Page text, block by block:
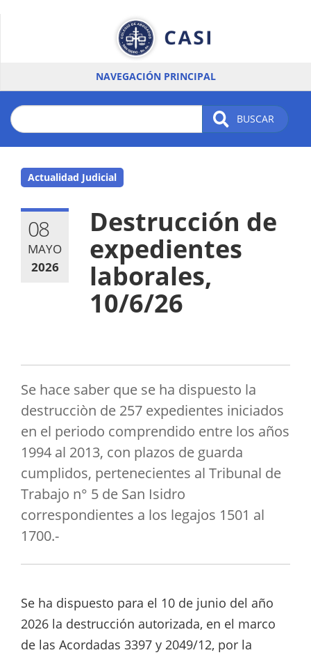
NAVEGACIÓN PRINCIPAL
BUSCAR
Actualidad Judicial
08
MAYO
2026
Destrucción de
expedientes
laborales,
10/6/26
Se hace saber que se ha dispuesto la
destrucciòn de 257 expedientes iniciados
en el periodo comprendido entre los años
1994 al 2013, con plazos de guarda
cumplidos, pertenecientes al Tribunal de
Trabajo n° 5 de San Isidro
correspondientes a los legajos 1501 al
1700.-
Se ha dispuesto para el 10 de junio del año
2026 la destrucción autorizada, en el marco
de las Acordadas 3397 y 2049/12, por la